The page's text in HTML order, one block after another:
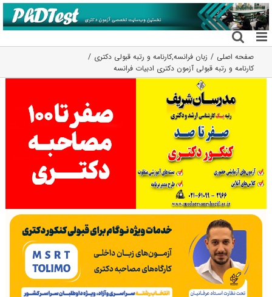
رفتن
به
محتوا
صفحه اصلی زبان فرانسه,کارنامه و رتبه قبولی دکتری
کارنامه و رتبه قبولی آزمون دکتری ادبیات فراﻧﺴﻪ